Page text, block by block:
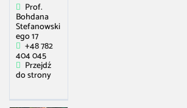
Prof.
Bohdana
Stefanowski
ego 17
+48 782
404 045
Przejdź
do strony